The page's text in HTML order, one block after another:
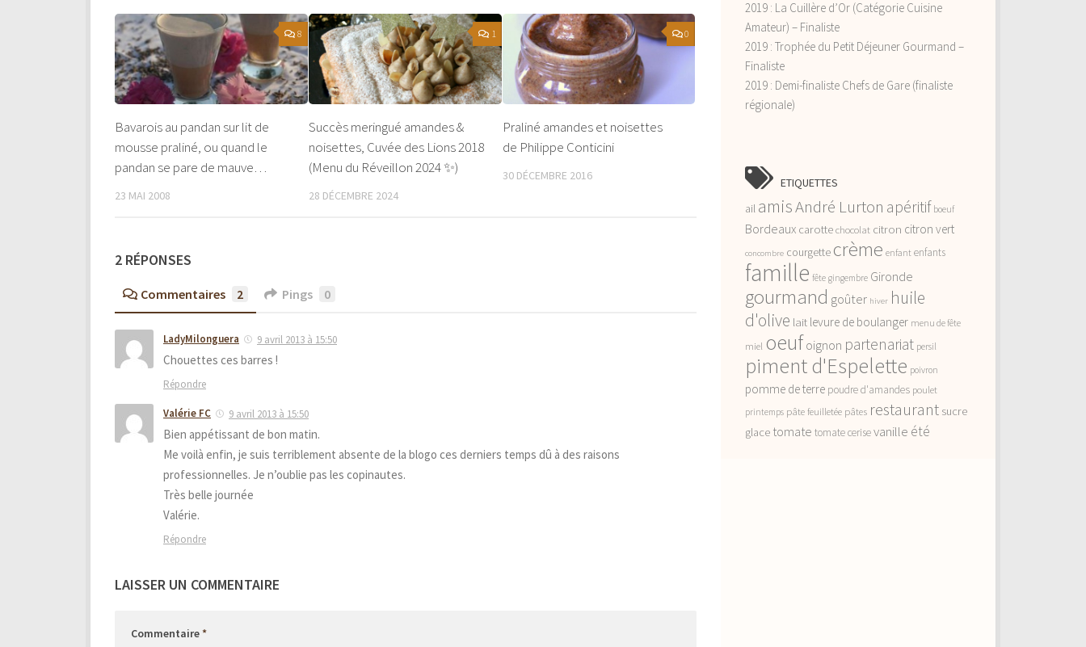
8
Bavarois au pandan sur lit de
mousse praliné, ou quand le
pandan se pare de mauve…
23 MAI 2008
1
Succès meringué amandes &
noisettes, Cuvée des Lions 2018
(Menu du Réveillon 2024 ✨)
28 DÉCEMBRE 2024
0
Praliné amandes et noisettes
de Philippe Conticini
30 DÉCEMBRE 2016
2 RÉPONSES
Commentaires 2 Pings 0
LadyMilonguera 9 avril 2013 à 15:50
Chouettes ces barres !
Répondre
Valérie FC 9 avril 2013 à 15:50
Bien appétissant de bon matin.
Me voilà enfin, je suis terriblement absente de la blogo ces derniers temps dû à des raisons
professionnelles. Je n’oublie pas les copinautes.
Très belle journée
Valérie.
Répondre
LAISSER UN COMMENTAIRE
Commentaire*
2019 : La Cuillère d’Or (Catégorie Cuisine
Amateur) – Finaliste
2019 : Trophée du Petit Déjeuner Gourmand –
Finaliste
2019 : Demi-finaliste Chefs de Gare (finaliste
régionale)
ETIQUETTES
ail amisAndré Lurton apéritif boeuf
Bordeaux carottechocolat citron citron vert
concombre courgette crème enfant enfants
famille fête gingembre Gironde
gourmand goûter hiver huile
d'olive lait levure de boulanger menu de fête
miel oeuf oignon partenariat persil
piment d'Espelette poivron
pomme de terre poudre d'amandes poulet
printemps pâte feuilletée pâtes restaurant sucre
glace tomate tomate cerisevanille été